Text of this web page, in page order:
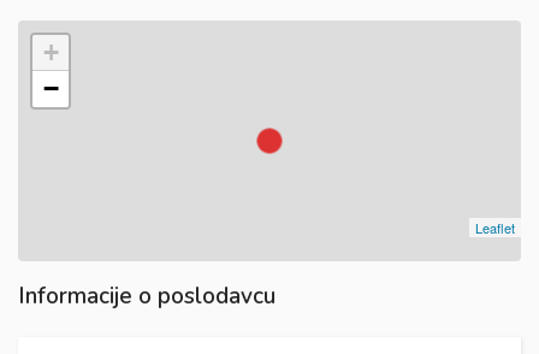
+
−
Leaflet
Informacije o poslodavcu